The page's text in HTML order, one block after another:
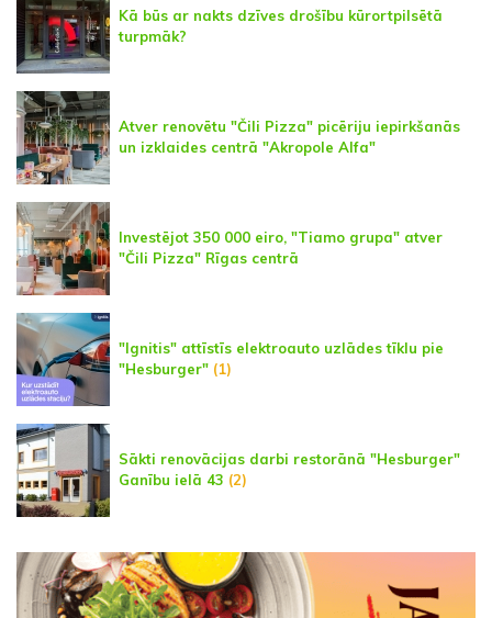
Kā būs ar nakts dzīves drošību kūrortpilsētā
turpmāk?
Atver renovētu "Čili Pizza" picēriju iepirkšanās
un izklaides centrā "Akropole Alfa"
Investējot 350 000 eiro, "Tiamo grupa" atver
"Čili Pizza" Rīgas centrā
"Ignitis" attīstīs elektroauto uzlādes tīklu pie
"Hesburger" (1)
Sākti renovācijas darbi restorānā "Hesburger"
Ganību ielā 43 (2)